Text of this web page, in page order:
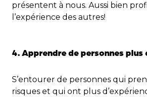
présentent à nous. Aussi bien
l’expérience des autres!
4. Apprendre de personnes plus
S’entourer de personnes qui
risques et qui ont plus